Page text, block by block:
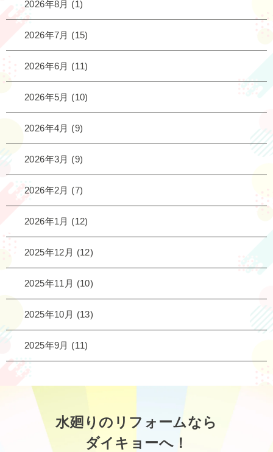
2026年8月 (1)
2026年7月 (15)
2026年6月 (11)
2026年5月 (10)
2026年4月 (9)
2026年3月 (9)
2026年2月 (7)
2026年1月 (12)
2025年12月 (12)
2025年11月 (10)
2025年10月 (13)
2025年9月 (11)
水廻りのリフォームなら
ダイキョーへ！